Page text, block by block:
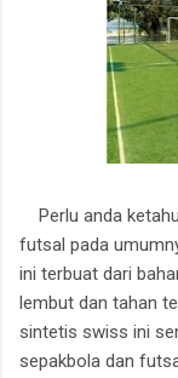
Perlu anda
futsal pada
ini terbuat dari
lembut dan tahan
sintetis swiss ini
sepakbola dan